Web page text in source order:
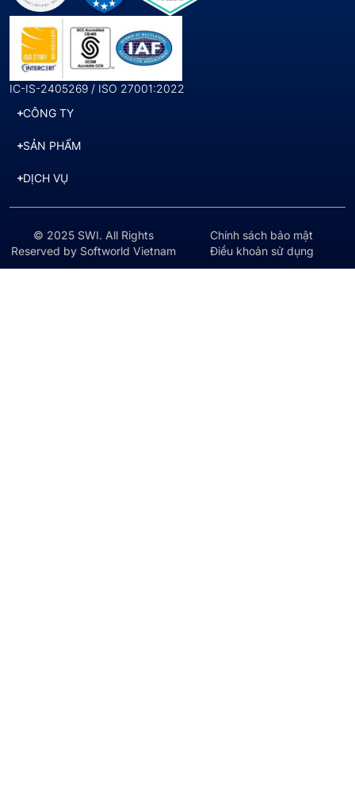
IC-IS-2405269 / ISO 27001:2022
CÔNG TY
SẢN PHẨM
DỊCH VỤ
© 2025 SWI. All Rights
Reserved by Softworld Vietnam
Chính sách bảo mật
Điều khoản sử dụng